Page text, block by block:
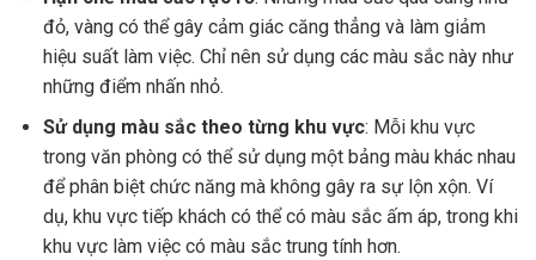
đỏ, vàng có thể gây cảm giác căng thẳng và làm giảm
hiệu suất làm việc. Chỉ nên sử dụng các màu sắc này như
những điểm nhấn nhỏ.
Sử dụng màu sắc theo từng khu vực: Mỗi khu vực
trong văn phòng có thể sử dụng một bảng màu khác nhau
để phân biệt chức năng mà không gây ra sự lộn xộn. Ví
dụ, khu vực tiếp khách có thể có màu sắc ấm áp, trong khi
khu vực làm việc có màu sắc trung tính hơn.